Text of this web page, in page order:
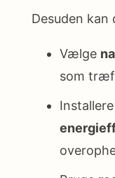
Desuden kan
Vælge
som
Installere